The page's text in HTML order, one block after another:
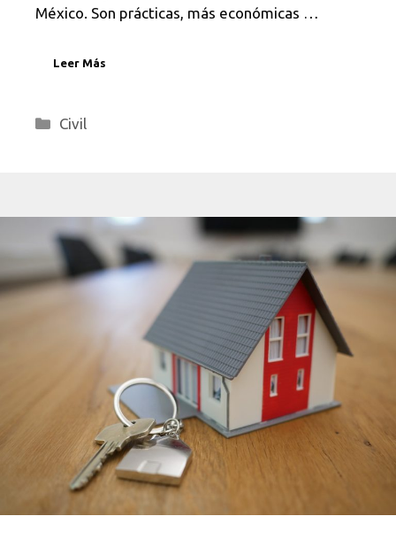
México. Son prácticas, más económicas …
Leer Más
Categorías
Civil